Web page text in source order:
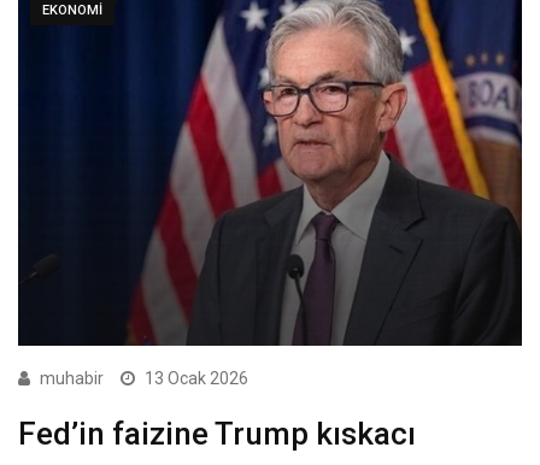
EKONOMI
muhabir 13 Ocak 2026
Fed’in faizine Trump kıskacı